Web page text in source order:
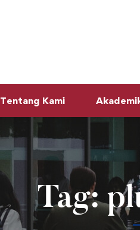
Tentang Kami
Tag: